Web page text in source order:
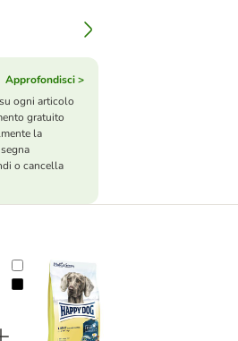
Approfondisci >
ogni articolo
gratuito
la
o cancella
da pascolo Crocchette per gatto
Happy Dog Supreme Fit & Vital Light